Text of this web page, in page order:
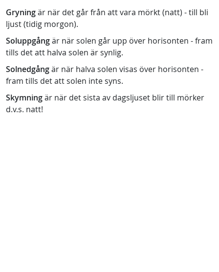
Gryningär när det går från att vara mörkt (natt) - till bli
ljust (tidig morgon).
Soluppgångär när solen går upp över horisonten - fram
tills det att halva solen är synlig.
Solnedgångär när halva solen visas över horisonten -
fram tills det att solen inte syns.
Skymningär när det sista av dagsljuset blir till mörker
d.v.s. natt!